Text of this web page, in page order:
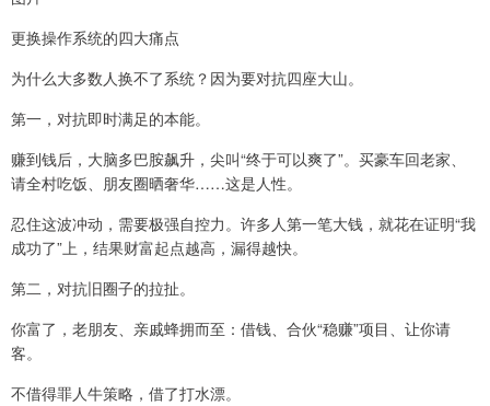
更换操作系统的四大痛点
为什么大多数人换不了系统？因为要对抗四座大山。
第一，对抗即时满足的本能。
赚到钱后，大脑多巴胺飙升，尖叫“终于可以爽了”。买豪车回老家、
请全村吃饭、朋友圈晒奢华……这是人性。
忍住这波冲动，需要极强自控力。许多人第一笔大钱，就花在证明“我
成功了”上，结果财富起点越高，漏得越快。
第二，对抗旧圈子的拉扯。
你富了，老朋友、亲戚蜂拥而至：借钱、合伙“稳赚”项目、让你请
客。
不借得罪人牛策略，借了打水漂。